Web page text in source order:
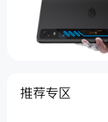
推荐专区